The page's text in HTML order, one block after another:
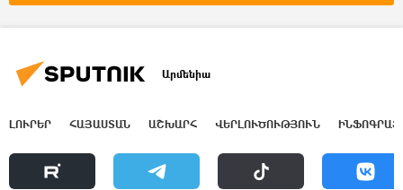
Արմենիա
ԼՈՒՐԵՐ ՀԱՅԱՍՏԱՆ ԱՇԽԱՐՀ ՎԵՐԼՈՒԾՈՒԹՅՈՒՆ